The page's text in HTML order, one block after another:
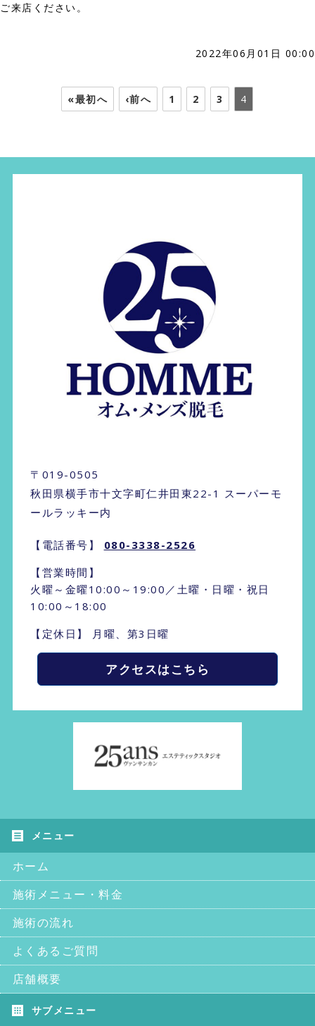
ご来店ください。
2022年06月01日 00:00
«最初へ ‹前へ 1 2 3 4
〒019-0505
秋田県横手市十文字町仁井田東22-1 スーパーモ
ールラッキー内
【電話番号】 080-3338-2526
【営業時間】
火曜～金曜10:00～19:00／土曜・日曜・祝日
10:00～18:00
【定休日】 月曜、第3日曜
アクセスはこちら
ホーム
施術メニュー・料金
施術の流れ
よくあるご質問
店舗概要